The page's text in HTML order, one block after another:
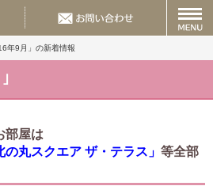
年9月」の新着情報
部屋は
の丸スクエア ザ・テラス」 等全部